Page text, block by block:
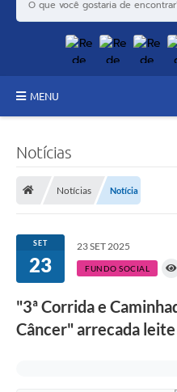
MENU
A História
Notícias
Diário Oficial
Notícias
Notícias Notícia
SET
23
23 SET 2025
FUNDO SOCIAL
"3ª Corrida e
Câncer" arrecada leite